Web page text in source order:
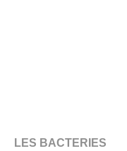
LES BACTERIES